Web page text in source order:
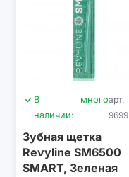
В
наличии:
многоарт.
9699
Зубная щетка
Revyline SM6500
SMART, Зеленая